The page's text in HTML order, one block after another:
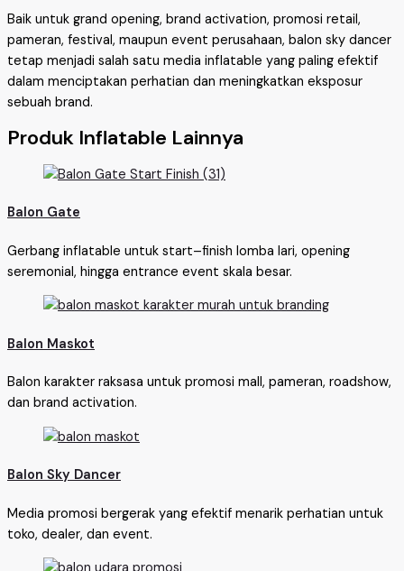
Baik untuk grand opening, brand activation, promosi retail,
pameran, festival, maupun event perusahaan, balon sky dancer
tetap menjadi salah satu media inflatable yang paling efektif
dalam menciptakan perhatian dan meningkatkan eksposur
sebuah brand.
Produk Inflatable Lainnya
Balon Gate
Gerbang inflatable untuk start–finish lomba lari, opening
seremonial, hingga entrance event skala besar.
Balon Maskot
Balon karakter raksasa untuk promosi mall, pameran, roadshow,
dan brand activation.
Balon Sky Dancer
Media promosi bergerak yang efektif menarik perhatian untuk
toko, dealer, dan event.